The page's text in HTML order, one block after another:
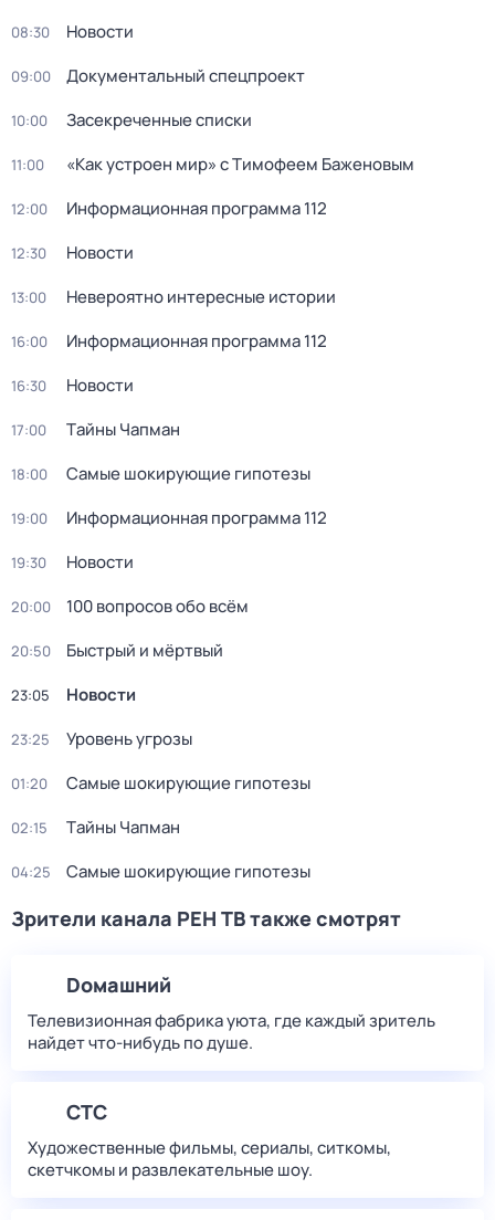
08:30 Новости
09:00 Документальный спецпроект
10:00 Заcекрeчeнныe списки
11:00 «Как устроен мир» с Тимофеем Баженовым
12:00 Информационная программа 112
12:30 Новости
13:00 Невероятно интересные истории
16:00 Информационная программа 112
16:30 Новости
17:00 Тaйны Чапман
18:00 Самые шoкиpующие гипотезы
19:00 Информационная программа 112
19:30 Новости
20:00 100 вопросов обо всём
20:50 Быстpый и мёpтвый
23:05 Новости
23:25 Уровень угрозы
01:20 Самые шoкиpующие гипотезы
02:15 Тaйны Чапман
04:25 Самые шoкиpующие гипотезы
Зрители канала РЕН ТВ также смотрят
Dомашний
Телевизионная фабрика уюта, где каждый зритель
найдет что‑нибудь по душе.
СТС
Художественные фильмы, сериалы, ситкомы,
скетчкомы и развлекательные шоу.